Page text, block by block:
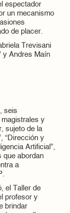
espectador
un mecanismo
de placer.
Trevisani
y Andres Maín
seis
y
sujeto de la
“Dirección y
Artificial”,
que abordan
a
el Taller de
profesor y
brindar